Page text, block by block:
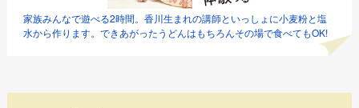
家族みんなで遊べる2時間。香川生まれの講師といっしょに小麦粉と塩
水から作ります。できあがったうどんはもちろんその場で食べてもOK!